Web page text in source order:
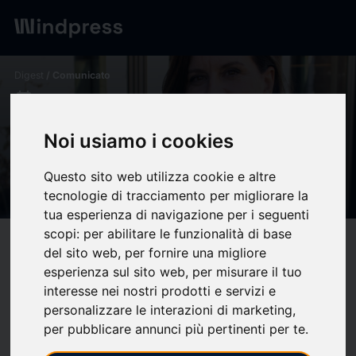
Noi usiamo i cookies
Questo sito web utilizza cookie e altre
tecnologie di tracciamento per migliorare la
tua esperienza di navigazione per i seguenti
scopi: per abilitare le funzionalità di base
del sito web, per fornire una migliore
esperienza sul sito web, per misurare il tuo
interesse nei nostri prodotti e servizi e
personalizzare le interazioni di marketing,
per pubblicare annunci più pertinenti per te.
/ Comunicato
calendar_today
Belén Codina, nueva directora
del área de Salud de NITID -
NITID
Compatibilità help
(0)bookmark_borderupload Condividi
NITID Corporate Affairs ha fichado aBelén Codinacomo
nuevadirectora del área Saludde la compañía, con el objetivo
de fortalecer la presencia de la firma en el sector sanitario y